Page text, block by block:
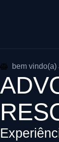
bem